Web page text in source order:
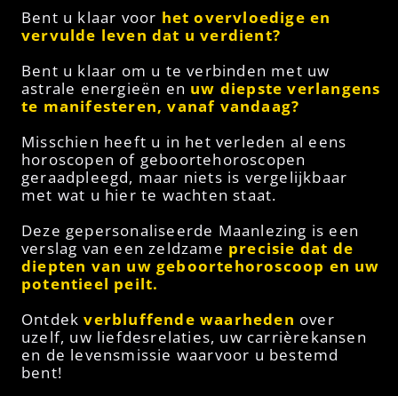
Bent u klaar voor het overvloedige en
vervulde leven dat u verdient?
Bent u klaar om u te verbinden met uw
astrale energieën en uw diepste verlangens
te manifesteren, vanaf vandaag?
Misschien heeft u in het verleden al eens
horoscopen of geboortehoroscopen
geraadpleegd, maar niets is vergelijkbaar
met wat u hier te wachten staat.
Deze gepersonaliseerde Maanlezing is een
verslag van een zeldzame precisie dat de
diepten van uw geboortehoroscoop en uw
potentieel peilt.
Ontdekverbluffende waarheden over
uzelf, uw liefdesrelaties, uw carrièrekansen
en de levensmissie waarvoor u bestemd
bent!